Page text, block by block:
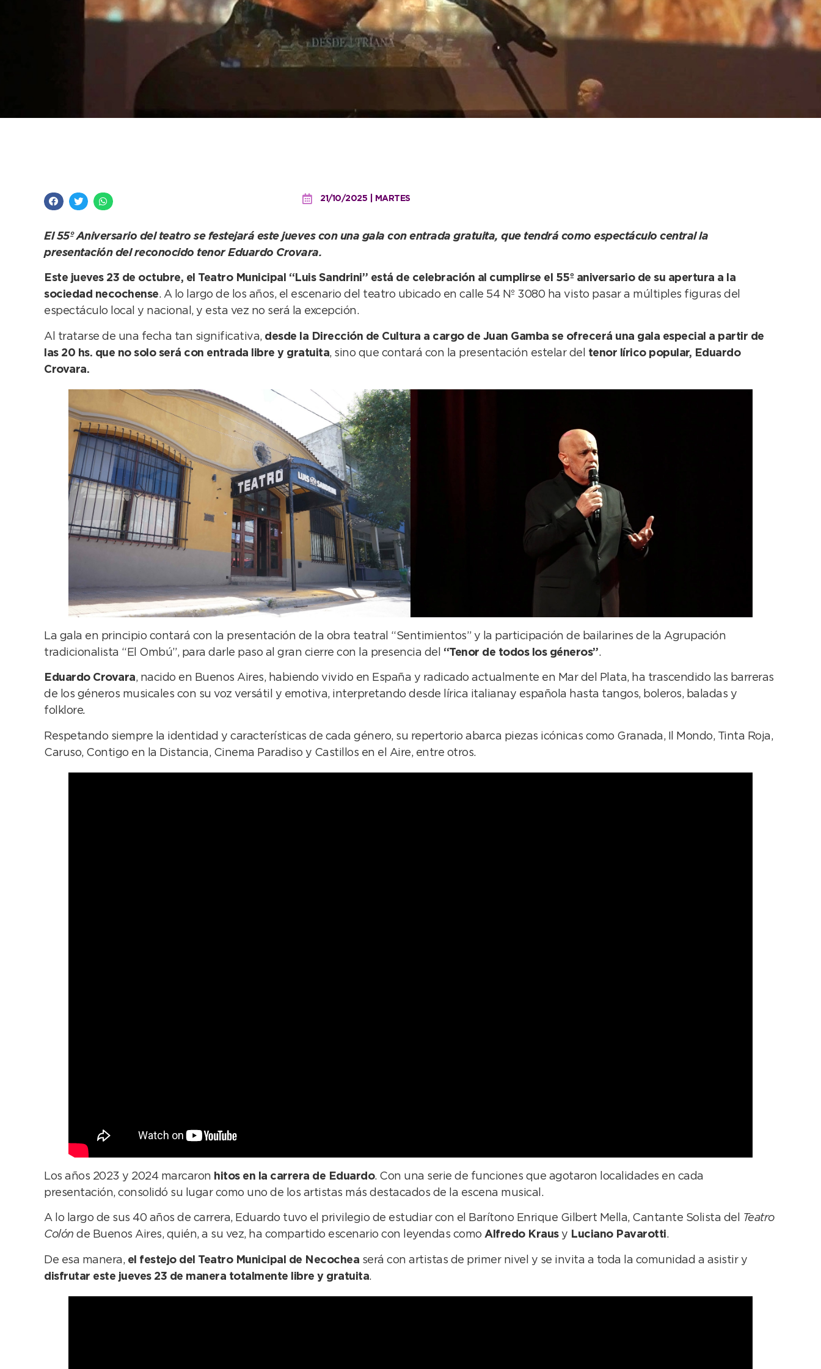
21/10/2025 | MARTES
El 55º Aniversario del teatro se festejará este jueves con una gala con entrada gratuita, que tendrá como espectáculo central la
presentación del reconocido tenor Eduardo Crovara.
Este jueves 23 de octubre, el Teatro Municipal “Luis Sandrini” está de celebración al cumplirse el 55º aniversario de su apertura a la
sociedad necochense. A lo largo de los años, el escenario del teatro ubicado en calle 54 Nº 3080 ha visto pasar a múltiples figuras del
espectáculo local y nacional, y esta vez no será la excepción.
Al tratarse de una fecha tan significativa,desde la Dirección de Cultura a cargo de Juan Gamba se ofrecerá una gala especial a partir de
las 20 hs. que no solo será con entrada libre y gratuita, sino que contará con la presentación estelar del tenor lírico popular, Eduardo
Crovara.
La gala en principio contará con la presentación de la obra teatral “Sentimientos” y la participación de bailarines de la Agrupación
tradicionalista “El Ombú”, para darle paso al gran cierre con la presencia del “Tenor de todos los géneros”.
Eduardo Crovara, nacido en Buenos Aires, habiendo vivido en España y radicado actualmente en Mar del Plata, ha trascendido las barreras
de los géneros musicales con su voz versátil y emotiva, interpretando desde
lírica italianay española hasta tangos, boleros, baladas y
folklore.
Respetando siempre la identidad y características de cada género, su repertorio abarca piezas icónicas como Granada, Il Mondo, Tinta Roja,
Caruso, Contigo en la Distancia, Cinema Paradiso y Castillos en el Aire, entre otros.
Los años 2023 y 2024 marcaron hitos en la carrera de Eduardo. Con una serie de funciones que agotaron localidades en cada
presentación, consolidó su lugar como uno de los artistas más destacados de la escena musical.
A lo largo de sus 40 años de carrera, Eduardo tuvo el privilegio de estudiar con el Barítono Enrique Gilbert Mella, Cantante Solista del
Teatro
Colón de Buenos Aires, quién, a su vez, ha compartido escenario con leyendas como Alfredo Kraus y Luciano Pavarotti.
De esa manera, el festejo del Teatro Municipal de Necochea será con artistas de primer nivel y se invita a toda la comunidad a asistir y
disfrutar este jueves 23 de manera totalmente libre y gratuita.